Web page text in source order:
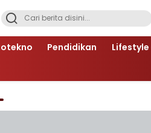
Pendidikan Lifestyle